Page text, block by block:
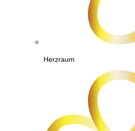
Herzraum